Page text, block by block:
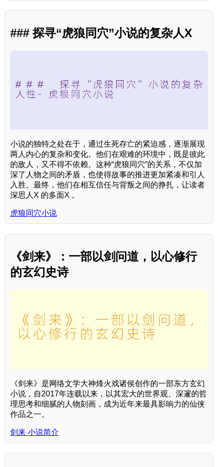
### 探寻“虎狼同穴”小说的复杂人X
小说的独特之处在于，通过生死存亡的紧迫感，逐渐展现
两人内心的复杂和变化。他们在艰难的环境中，既是彼此
的敌人，又不得不依赖。这种“虎狼同穴”的关系，不仅加
深了人物之间的矛盾，也使得故事的推进更加紧凑和引人
入胜。最终，他们在相互信任与背叛之间的挣扎，让读者
深思人X 的多面X 。
虎狼同穴小说
《剑来》：一部以剑问道，以心修行
的玄幻史诗
《剑来》是网络文学大神烽火戏诸侯创作的一部东方玄幻
小说，自2017年连载以来，以其宏大的世界观、深邃的哲
理思考和细腻的人物刻画，成为近年来最具影响力的仙侠
作品之一。
剑来 小说简介